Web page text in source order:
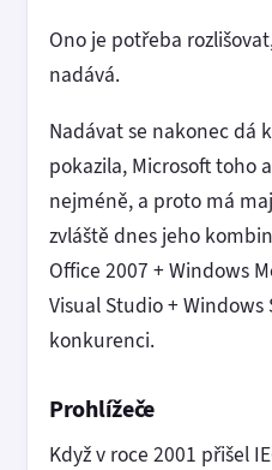
Ono je potřeba
nadává.
Nadávat se nakonec dá
pokazila, Microsoft toho
nejméně, a proto má
zvláště dnes jeho
Office 2007 + Windows
Visual Studio +
konkurenci.
Prohlížeče
Když v roce 2001 přišel